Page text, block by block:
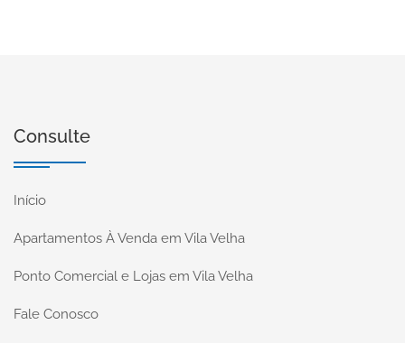
Consulte
Início
Apartamentos À Venda em Vila Velha
Ponto Comercial e Lojas em Vila Velha
Fale Conosco